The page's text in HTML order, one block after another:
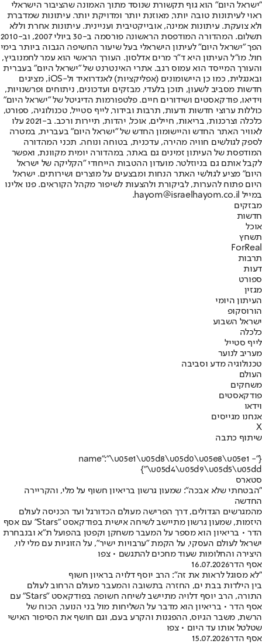
"ישראל היום" הוא גוף תקשורת שנוסד מתוך האמונה שהציבור הישראלי
ראוי לעיתונות טובה יותר, מאוזנת יותר ומדויקת יותר. עיתונות שמדברת
ולא צועקת. עיתונות אמינה, אובייקטיבית ועניינית. עיתונות אחרת וללא
תשלום. המהדורה המודפסת הראשונה פורסמה ב-30 ביולי 2007, וב-2010
הפך "ישראל היום" לעיתון הישראלי בעל שיעור החשיפה הגבוה ביותר בימי
חול. מו"ל העיתון היא ד"ר מרים אדלסון. העורך הראשי הוא עמר לחמנוביץ,
והעורך המייסד הוא עמוס רגב. אתרי האינטרנט של "ישראל היום" בעברית
ובאנגלית, כמו כן היישומונים (אפליקציות) לאנדרואיד ול-iOS, מציגים
חדשות מסביב לשעון, תוכן בלעדי, מבזקים ועדכונים, ניתוחים ופרשנויות,
וידיאו, פודקאסטים ושידורים חיים. פלטפורמות הדיגיטל של "ישראל היום"
כוללות ערוצי חדשות ודעות, תרבות ובידור, לייף סטייל, טכנולוגיה, ספורט,
כלכלה וצרכנות, בריאות, חיילים, אוכל, יהדות, תיירות ורכב. ב-2021 עלו
לאוויר האתר החדש והיישומון החדש של "ישראל היום" בעברית, במטרה
לספק לגולשים חוויה מהירה, עדכנית, בטוחה ונוחה. תכני המהדורה
המודפסת של העיתון זמינים גם באתר, במהדורה יומית מקוונת, ואפשר
לקבל אותם גם בניוזלטר. מועדון ההטבות הייחודי "הקליקה של ישראל
היום" מציע לגולשי האתר הנחות ומבצעים על מוצרים ושירותים. ישראל
היום פתוח להערות, לביקורת ולהצעות לשיפור מקהל הקוראים. פנו אלינו
במייל hayom@israelhayom.co.il.
מבזקים
חדשות
אוכל
תשחץ
ForReal
תרבות
דעות
ספורט
מגזין
העיתון היומי
הורוסקופ
ישראל השבוע
כלכלה
לייף סטייל
מעריב לנוער
טכנולוגיה מדע וסביבה
העולם
משחקים
פודקאסטים
וידאו
אנחנו מגייסים
X
שיתוף כתבה
{"name":"\u05e1\u05d8\u05d0\u05e8\u05e1 -
\u05d4\u05d9\u05d5\u05dd"}
סטארס
"הבטחתי שלא אבכה": שמעון גרשון בריאיון חשוף על מלי, והקריירה
החדשה
מהמגרשים הגדולים, דרך הפרישה מעולם הכדורגל ועד הכניסה לעולם
היזמות, שמעון גרשון מתיישב לשיחה אישית בפודקאסט "Stars" עם אסף
הדר • בריאיון הוא מספר על המעבר משחקן וקפטן בהפועל ת"א ובנבחרת
ישראל לעולם העסקי, על הקמת "ערבויות ישיר", על הזוגיות עם מלי לוי,
היצירה והחלומות שעוד מחכים להתגשם • צפו
אסף הדר16.07.2026
"לא מסוגל לראות את זה": הרב יוסף דלויה בראיון חשוף
בין הילדות בבת ים, החזרה בתשובה והמעבר מעולם הרחוב לעולם
התורה, הרב יוסף דלויה מתיישב לשיחה חשופה בפודקאסט "Stars" עם
אסף הדר • בריאיון הוא מדבר על השליחות מול בני הנוער, הכוח של
הרשת, משבר הגיוס, ההפגנות והקרע בעם, וגם חושף את הסיפור האישי
שטלטל אותו עד היום • צפו
אסף הדר15.07.2026